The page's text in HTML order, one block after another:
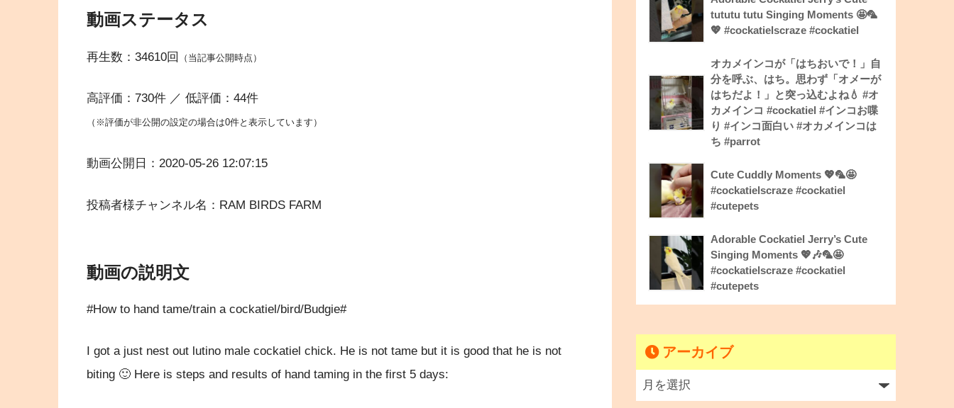
動画ステータス
再生数：34610回 （当記事公開時点）
高評価：730件 ／ 低評価：44件
（※評価が非公開の設定の場合は0件と表示しています）
動画公開日：2020-05-26 12:07:15
投稿者様チャンネル名：RAM BIRDS FARM
動画の説明文
#How to hand tame/train a cockatiel/bird/Budgie#
I got a just nest out lutino male cockatiel chick. He is not tame but it is good that he is not
biting 🙂 Here is steps and results of hand taming in the first 5 days:
tututu tutu Singing Moments 🤩🦜
💖 #cockatielscraze #cockatiel
オカメインコが「はちおいで！」自
分を呼ぶ、はち。思わず「オメーが
はちだよ！」と突っ込むよね💧 #オ
カメインコ #cockatiel #インコお喋
り #インコ面白い #オカメインコは
ち #parrot
Cute Cuddly Moments 💖🦜🤩
#cockatielscraze #cockatiel
#cutepets
Adorable Cockatiel Jerry’s Cute
Singing Moments 💖🎶🦜🤩
#cockatielscraze #cockatiel
#cutepets
アーカイブ